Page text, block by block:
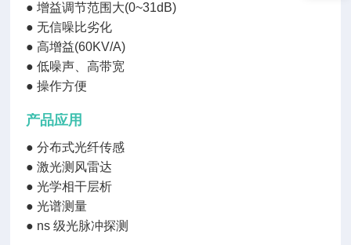
●增益调节范围大(0~31dB)
●无信噪比劣化
●高增益(60KV/A)
●低噪声、高带宽
●操作方便
产品应用
●分布式光纤传感
●激光测风雷达
●光学相干层析
●光谱测量
● ns 级光脉冲探测